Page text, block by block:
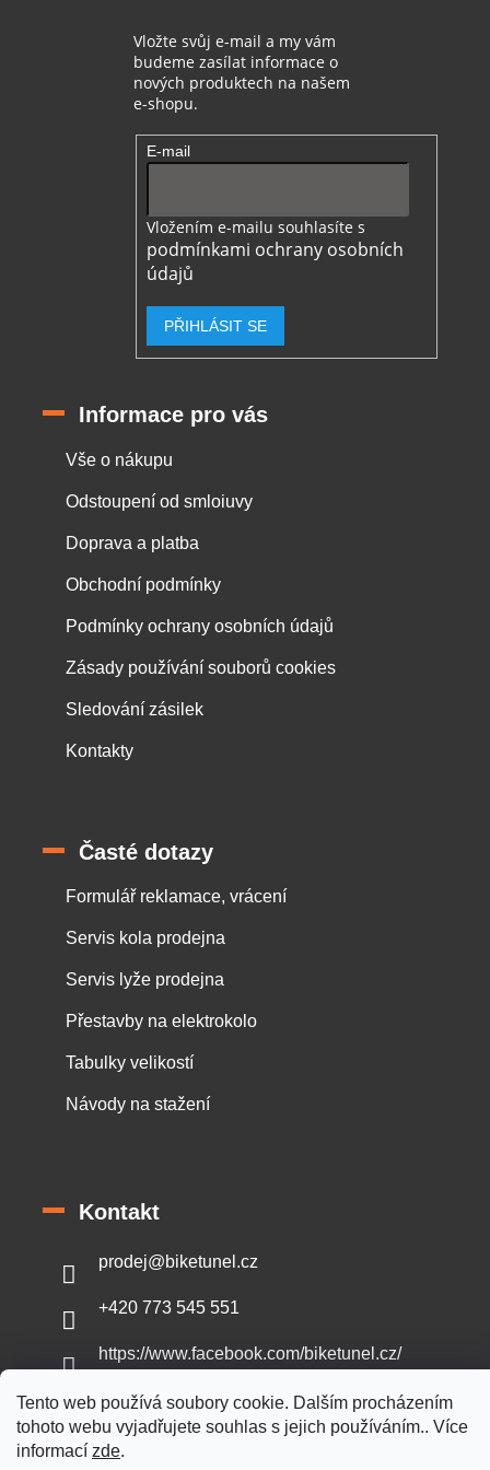
Tento web používá soubory cookie. Dalším procházením
tohoto webu vyjadřujete souhlas s jejich používáním.. Více
informací zde.
Vložte svůj e-mail a my vám
budeme zasílat informace o
nových produktech na našem
e-shopu.
E-mail
Vložením e-mailu souhlasíte s
podmínkami ochrany osobních
údajů
PŘIHLÁSIT SE
Informace pro vás
Vše o nákupu
Odstoupení od smloiuvy
Doprava a platba
Obchodní podmínky
Podmínky ochrany osobních údajů
Zásady používání souborů cookies
Sledování zásilek
Kontakty
Časté dotazy
Formulář reklamace, vrácení
Servis kola prodejna
Servis lyže prodejna
Přestavby na elektrokolo
Tabulky velikostí
Návody na stažení
Kontakt
prodej@biketunel.cz
+420 773 545 551
https://www.facebook.com/biketunel.cz/